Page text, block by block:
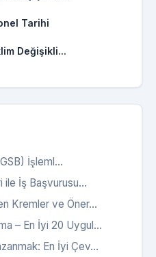
Tarihi
Değişikli...
İşleml...
ile İş Başvurusu...
Kremler ve Öner...
– En İyi 20 Uygul...
En İyi Çev...